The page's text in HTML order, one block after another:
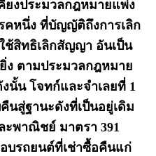
ยงประมวลกฎหมายแพ่ง
คหนึ่ง ที่บัญญัติถึงการเลิก
สิทธิเลิกสัญญา อันเป็น
ง ตามประมวลกฎหมาย
นั้น โจทก์และจำเลยที่ 1
นสู่ฐานะดังที่เป็นอยู่เดิม
พาณิชย์ มาตรา 391
บรถยนต์ที่เช่าซื้อคืนแก่